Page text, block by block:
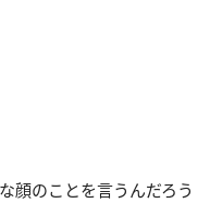
顔のことを言うんだろう